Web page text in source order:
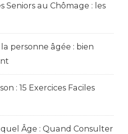
Seniors au Chômage : les
personne âgée : bien
: 15 Exercices Faciles
Âge : Quand Consulter